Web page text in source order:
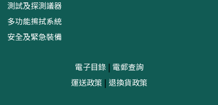
測試及探測議器
多功能擦拭系統
安全及緊急裝備
電子目錄| 電郵查詢
運送政策 | 退換貨政策